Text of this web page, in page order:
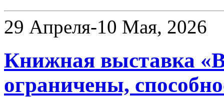
29 Апреля-10 Мая, 2026
Книжная выставка
ограничены,